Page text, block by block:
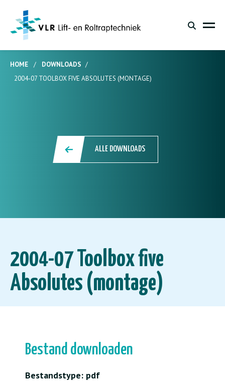
HOME / DOWNLOADS /
2004-07 TOOLBOX FIVE ABSOLUTES (MONTAGE)
ALLE DOWNLOADS
2004-07 Toolbox five
Absolutes (montage)
Bestand downloaden
Bestandstype: pdf